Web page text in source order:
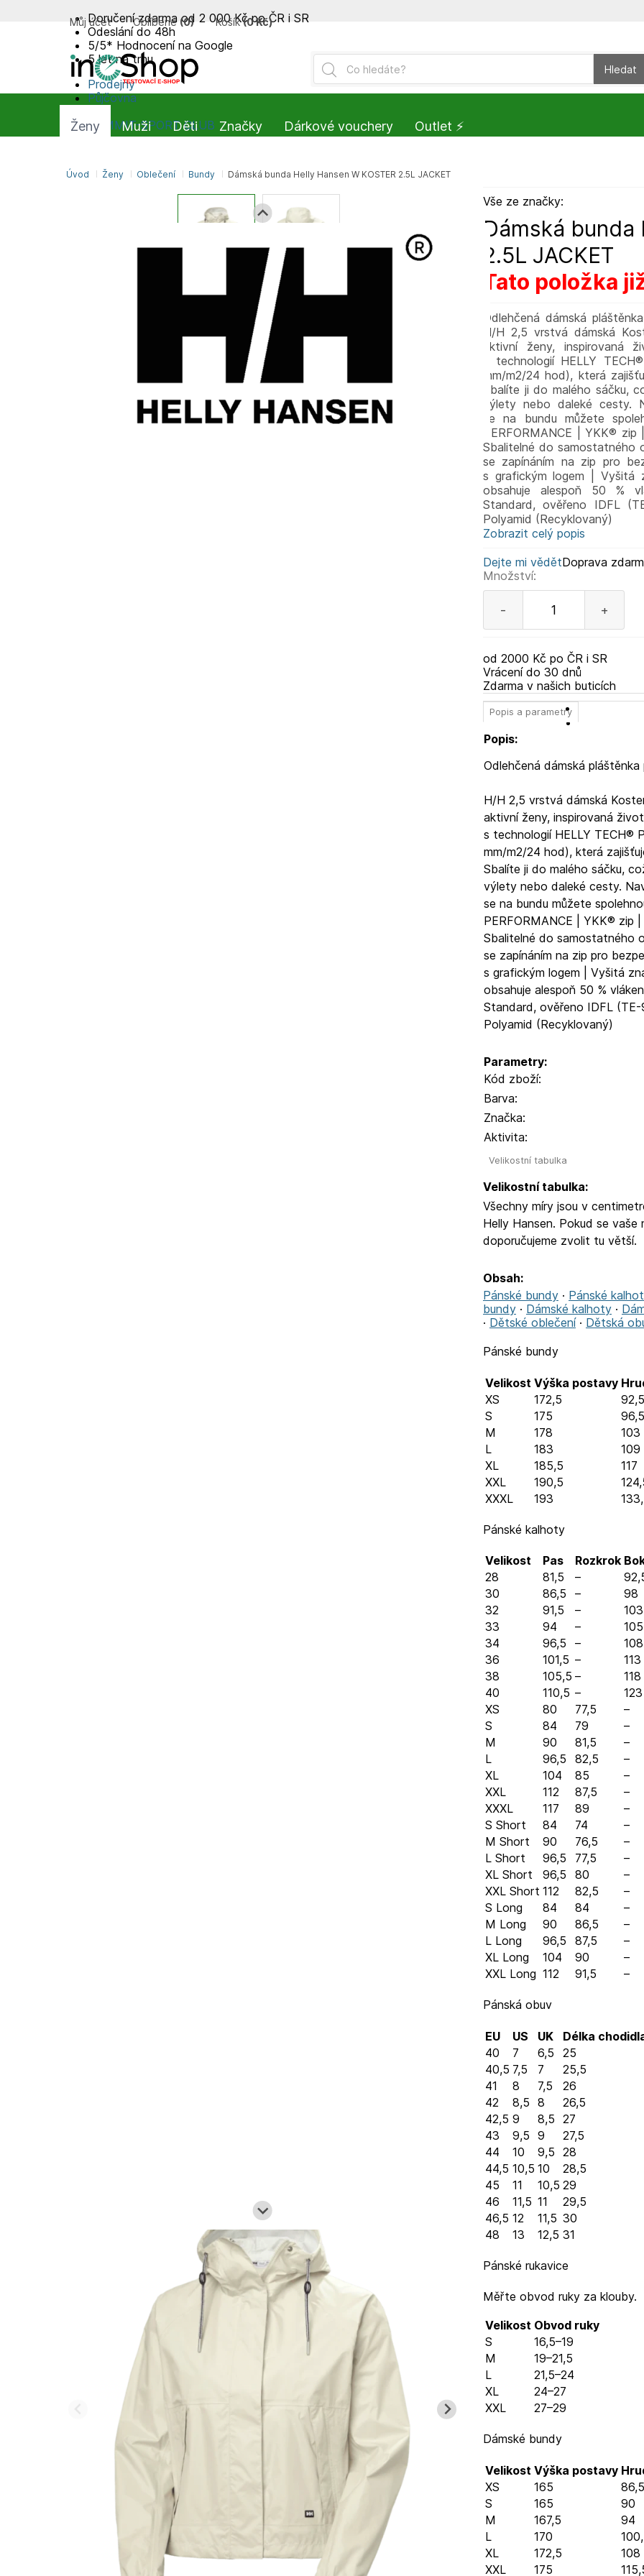
Vše ze značky:
Dámská bunda
2.5L JACKET
Tato položka
Odlehčená dámská
H/H 2,5 vrstvá dámská
aktivní ženy,
s technologií HELLY
mm/m2/24 hod), která
Sbalíte ji do malého sáčku,
výlety nebo daleké cesty.
se na bundu můžete
PERFORMANCE | YKK®
Sbalitelné do samostatného
se zapínáním na zip pro
s grafickým logem | Vyšitá
obsahuje alespoň 50 %
Standard, ověřeno IDFL
Polyamid (Recyklovaný)
Zobrazit celý popis
Dejte mi vědět
Množství:
- +
Doprava
od 2000 Kč po ČR i SR
Vrácení do 30 dnů
Zdarma v našich buticích
Popis a parametry
Popis:
Odlehčená dámská
H/H 2,5 vrstvá dámská
aktivní ženy, inspirovaná
s technologií HELLY TECH®
mm/m2/24 hod), která
Sbalíte ji do malého sáčku,
výlety nebo daleké cesty.
se na bundu můžete
PERFORMANCE | YKK®
Sbalitelné do samostatného
se zapínáním na zip pro
s grafickým logem | Vyšitá
obsahuje alespoň 50 %
Standard, ověřeno IDFL
Polyamid (Recyklovaný)
Parametry:
Kód zboží:
Barva:
Značka:
Aktivita:
Velikostní tabulka
Velikostní tabulka:
Všechny míry jsou v
Helly Hansen. Pokud se
doporučujeme zvolit tu větší.
Obsah:
Pánské bundy· Pánské
bundy· Dámské kalhoty·
· Dětské oblečení· Dětská
Pánské bundy
Velikost Výška postavy
XS
172,5
92,5
S
175
96,5
M
178
103
L
183
109
XL
185,5
117
XXL
190,5
XXXL
193
Pánské kalhoty
Velikost Pas Rozkrok
28
81,5 –
30
86,5 –
98
32
91,5 –
103
33
94 –
34
96,5 –
108
36
101,5 –
113
38
105,5 –
118
40
110,5 –
123
XS
80 77,5
–
S
84 79
–
M
90 81,5
–
L
96,5 82,5
–
XL
104 85
–
XXL
112 87,5
–
XXXL
117 89
–
S Short
84 74
–
M Short
90 76,5
–
L Short
96,5 77,5
–
XL Short
96,5 80
–
XXL Short 112 82,5
–
S Long
84 84
–
M Long
90 86,5
–
L Long
96,5 87,5
–
XL Long
104 90
–
XXL Long 112 91,5 –
Pánská obuv
EU US UK
Délka
40
7 6,5
25
40,5 7,5 7
25,5
41
8 7,5
26
42
8,5 8
26,5
42,5 9 8,5 27
43
9,5 9
27,5
44
10 9,5 28
44,5 10,5 10
28,5
45
11 10,5 29
46
11,5 11
29,5
46,5 12 11,5 30
48
13 12,5 31
Pánské rukavice
Měřte obvod ruky za klouby.
Velikost Obvod ruky
S
16,5–19
M
19–21,5
L
21,5–24
XL
24–27
XXL
27–29
Dámské bundy
Velikost Výška postavy
XS
165
86,5
S
165
90
M
167,5
94
L
170
XL
172,5
108
XXL
175
Doručení zdarma od 2 000 Kč po ČR i SR
Odeslání do 48h
5/5* Hodnocení na Google
5 let na trhu
Prodejny
Půjčovna
SUMMIT-SPORT CLUB
Hledat
Můj účet Oblíbené (0) Košík (0 Kč)
Úvod Ženy Oblečení Bundy Dámská bunda Helly Hansen W KOSTER 2.5L JACKET
Ženy Muži Děti Značky Dárkové vouchery Outlet ⚡️